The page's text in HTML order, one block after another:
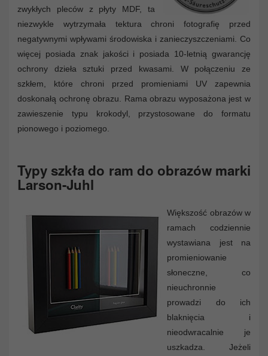
zwykłych pleców z płyty MDF, ta
niezwykle wytrzymała tektura chroni fotografię przed
negatywnymi wpływami środowiska i zanieczyszczeniami. Co
więcej posiada znak jakości i posiada 10-letnią gwarancję
ochrony dzieła sztuki przed kwasami. W połączeniu ze
szkłem, które chroni przed promieniami UV zapewnia
doskonałą ochronę obrazu. Rama obrazu wyposażona jest w
zawieszenie typu krokodyl, przystosowane do formatu
pionowego i poziomego.
Typy szkła do ram do obrazów marki
Larson-Juhl
Większość obrazów w
ramach codziennie
wystawiana jest na
promieniowanie
słoneczne, co
nieuchronnie
prowadzi do ich
blaknięcia i
nieodwracalnie je
uszkadza. Jeżeli